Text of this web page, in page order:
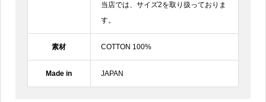
当店では、サイズ2を取り扱っておりま
す。
素材 COTTON 100%
Made in JAPAN